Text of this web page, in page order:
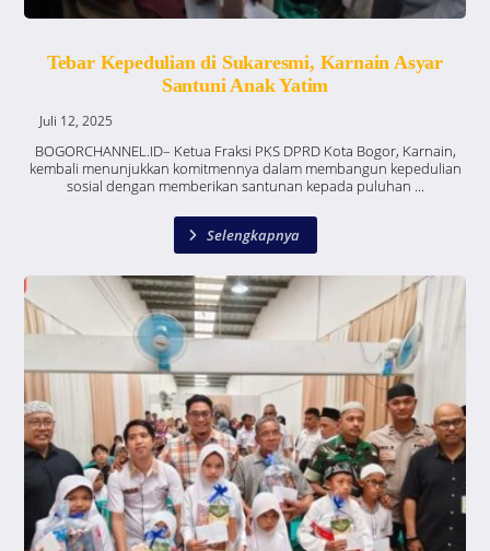
Tebar Kepedulian di Sukaresmi, Karnain Asyar
Santuni Anak Yatim
Juli 12, 2025
BOGORCHANNEL.ID– Ketua Fraksi PKS DPRD Kota Bogor, Karnain,
kembali menunjukkan komitmennya dalam membangun kepedulian
sosial dengan memberikan santunan kepada puluhan ...
Selengkapnya